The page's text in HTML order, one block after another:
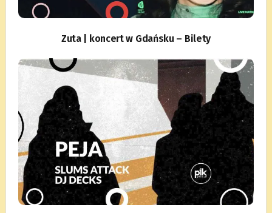
Zuta | koncert w Gdańsku – Bilety